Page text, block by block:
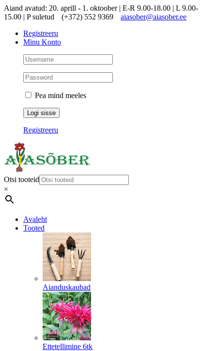
Skip
to
Aiand avatud: 20. aprill - 1. oktoober | E-R 9.00-18.00 | L 9.00-
15.00 | P suletud
(+372) 552 9369
aiasober@aiasober.ee
Registreeru
Minu Konto
Pea mind meeles
Registreeru
Otsi tooteid
×
Avaleht
Tooted
Aianduskaubad
Ettetellimine 6tk